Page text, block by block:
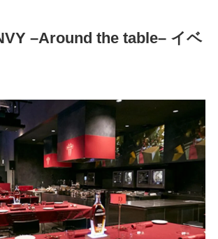
–Around the table– イベ